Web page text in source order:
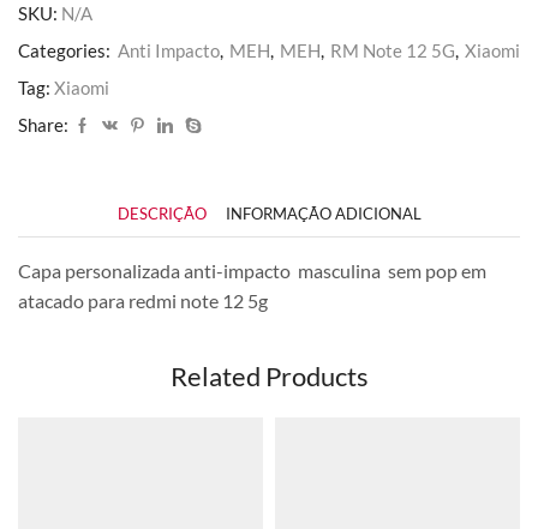
5G
quantidade
SKU: N/A
Categories: Anti Impacto, MEH, MEH, RM Note 12 5G, Xiaomi
Tag: Xiaomi
Share:
DESCRIÇÃO INFORMAÇÃO ADICIONAL
Capa personalizada anti-impacto masculina sem pop em
atacado para redmi note 12 5g
Related Products